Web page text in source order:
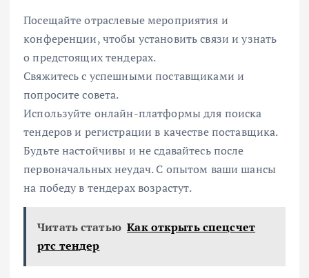
Посещайте отраслевые мероприятия и
конференции, чтобы установить связи и узнать
о предстоящих тендерах.
Свяжитесь с успешными поставщиками и
попросите совета.
Используйте онлайн-платформы для поиска
тендеров и регистрации в качестве поставщика.
Будьте настойчивы и не сдавайтесь после
первоначальных неудач. С опытом ваши шансы
на победу в тендерах возрастут.
Читать статью Как открыть спецсчет
ртс тендер